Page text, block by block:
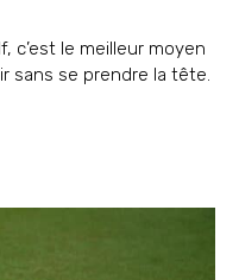
c’est le meilleur moyen
sans se prendre la tête.